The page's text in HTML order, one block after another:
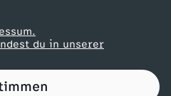
du in unserer